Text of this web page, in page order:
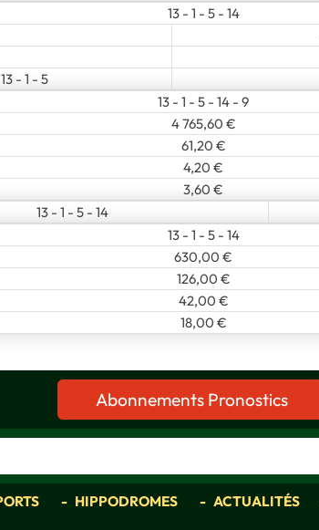
13 - 1 - 5 - 14
13 - 1 - 5
13 - 1 - 5 - 14 - 9
4 765,60 €
61,20 €
4,20 €
3,60 €
13 - 1 - 5 - 14
13 - 1 - 5 - 14
630,00 €
126,00 €
42,00 €
18,00 €
Abonnements Pronostics
HIPPODROMES ACTUALITÉS